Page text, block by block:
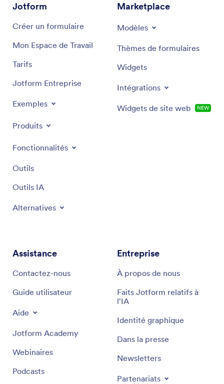
Jotform
Créer un formulaire
Mon Espace de Travail
Tarifs
Jotform Entreprise
Exemples
Produits
Fonctionnalités
Outils
Outils IA
Alternatives
Marketplace
Modèles
Thèmes de formulaires
Widgets
Intégrations
Widgets de site web NEW
Assistance
Contactez-nous
Guide utilisateur
Aide
Jotform Academy
Webinaires
Podcasts
Entreprise
À propos de nous
Faits Jotform relatifs à
l'IA
Identité graphique
Dans la presse
Newsletters
Partenariats